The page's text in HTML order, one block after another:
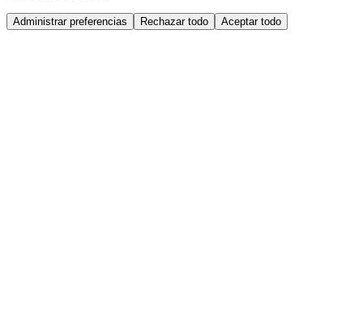
Administrar preferencias Rechazar todo Aceptar todo